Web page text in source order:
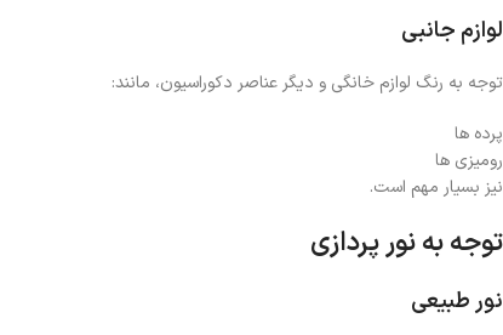
لوازم جانبی
توجه به رنگ لوازم خانگی و دیگر عناصر دکوراسیون، مانند:
پرده ها
رومیزی ها
نیز بسیار مهم است.
توجه به نور پردازی
نور طبیعی